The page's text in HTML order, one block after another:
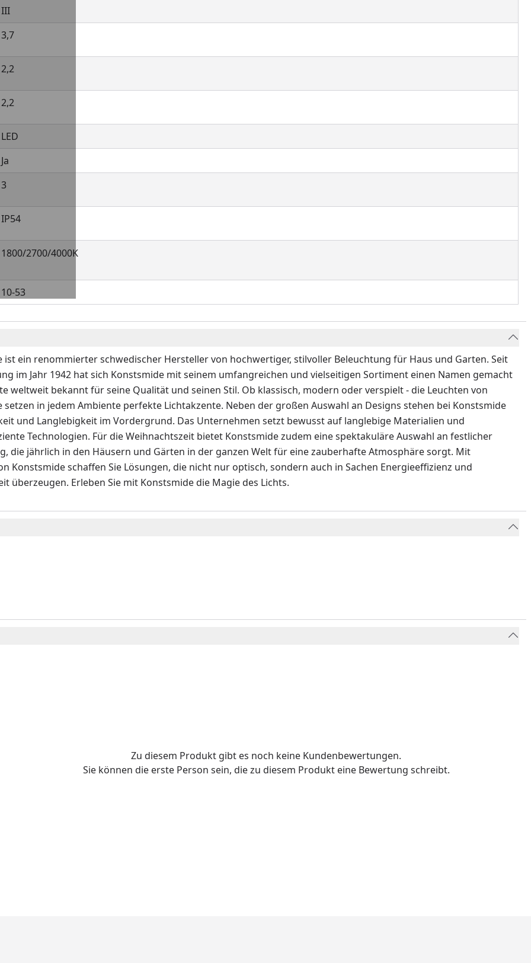
III
3,7
2,2
2,2
LED
Ja
3
IP54
1800/2700/4000K
10-53
ist ein renommierter schwedischer Hersteller von hochwertiger, stilvoller Beleuchtung für Haus und Garten. Seit
im Jahr 1942 hat sich Konstsmide mit seinem umfangreichen und vielseitigen Sortiment einen Namen gemacht
weltweit bekannt für seine Qualität und seinen Stil. Ob klassisch, modern oder verspielt - die Leuchten von
setzen in jedem Ambiente perfekte Lichtakzente. Neben der großen Auswahl an Designs stehen bei Konstsmide
und Langlebigkeit im Vordergrund. Das Unternehmen setzt bewusst auf langlebige Materialien und
Technologien. Für die Weihnachtszeit bietet Konstsmide zudem eine spektakuläre Auswahl an festlicher
die jährlich in den Häusern und Gärten in der ganzen Welt für eine zauberhafte Atmosphäre sorgt. Mit
Konstsmide schaffen Sie Lösungen, die nicht nur optisch, sondern auch in Sachen Energieeffizienz und
überzeugen. Erleben Sie mit Konstsmide die Magie des Lichts.
Zu diesem Produkt gibt es noch keine Kundenbewertungen.
Sie können die erste Person sein, die zu diesem Produkt eine Bewertung schreibt.